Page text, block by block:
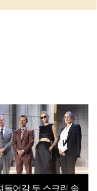
들어갈 듯 스크린 속